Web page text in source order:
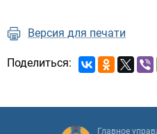
Версия для печати
Поделиться:
Главное